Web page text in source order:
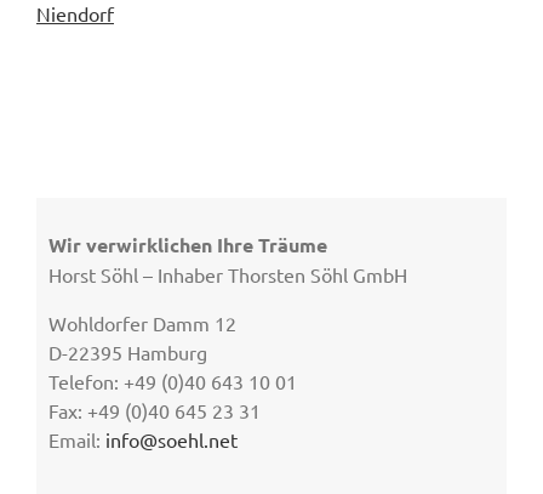
Niendorf
Wir verwirklichen Ihre Träume
Horst Söhl – Inhaber Thorsten Söhl GmbH
Wohldorfer Damm 12
D-22395 Hamburg
Telefon: +49 (0)40 643 10 01
Fax: +49 (0)40 645 23 31
Email: info@soehl.net